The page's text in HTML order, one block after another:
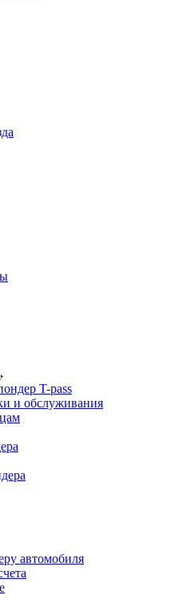
T-pass
и обслуживания
автомобиля